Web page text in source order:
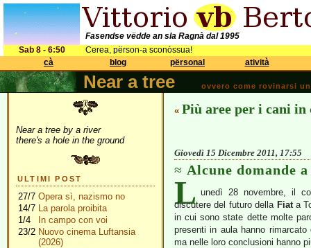
Fasendse vëdde an sla Ragnà dal 1995
Sab 8 - 6:50
Cerea, përson-a sconòssua!
cà
blog përsonal atività
Near a tree ovvero come rovinarsi
Near a tree by a river
there's a hole in the ground
ULTIMI POST
27/7 Opera sì, nazismo no
14/7 La parola proibita
1/4
In campo con voi
23/2 Nuovo cinema Luftansia
(2026)
« Più aree per i cani in
Giovedì 15 Dicembre 2011, 17:55
Alcune domande
L unedì 28 novembre, il
discutere del futuro della Fiata
in cui sono state dette molte
presenti in aula hanno
ma nelle loro conclusioni hanno